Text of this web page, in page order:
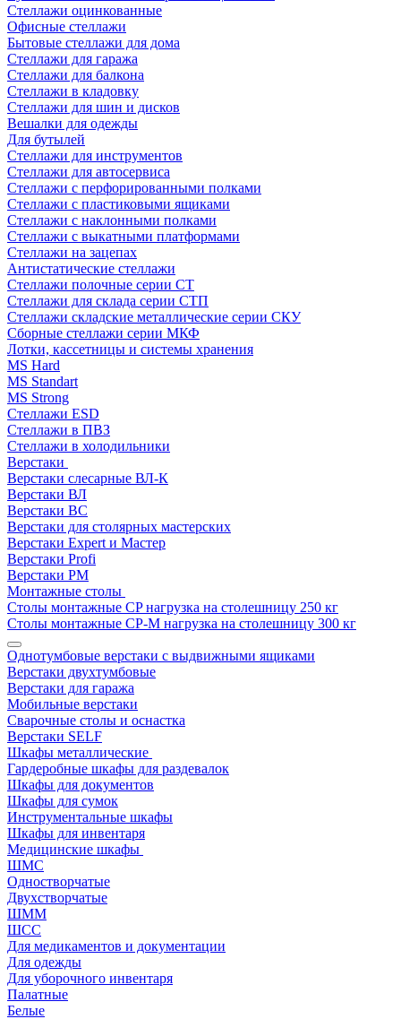
Стеллажи оцинкованные
Офисные стеллажи
Бытовые стеллажи для дома
Стеллажи для гаража
Стеллажи для балкона
Стеллажи в кладовку
Стеллажи для шин и дисков
Вешалки для одежды
Для бутылей
Стеллажи для инструментов
Стеллажи для автосервиса
Стеллажи с перфорированными полками
Стеллажи с пластиковыми ящиками
Стеллажи с наклонными полками
Стеллажи с выкатными платформами
Стеллажи на зацепах
Антистатические стеллажи
Стеллажи полочные серии СТ
Стеллажи для склада серии СТП
Стеллажи складские металлические серии СКУ
Сборные стеллажи серии МКФ
Лотки, кассетницы и системы хранения
MS Hard
MS Standart
MS Strong
Стеллажи ESD
Стеллажи в ПВЗ
Стеллажи в холодильники
Верстаки
Верстаки слесарные ВЛ-К
Верстаки ВЛ
Верстаки ВС
Верстаки для столярных мастерских
Верстаки Expert и Мастер
Верстаки Profi
Верстаки РМ
Монтажные столы
Столы монтажные СP нагрузка на столешницу 250 кг
Столы монтажные СР-М нагрузка на столешницу 300 кг
Однотумбовые верстаки с выдвижными ящиками
Верстаки двухтумбовые
Верстаки для гаража
Мобильные верстаки
Сварочные столы и оснастка
Верстаки SELF
Шкафы металлические
Гардеробные шкафы для раздевалок
Шкафы для документов
Шкафы для сумок
Инструментальные шкафы
Шкафы для инвентаря
Медицинские шкафы
ШМС
Одностворчатые
Двухстворчатые
ШММ
ШСС
Для медикаментов и документации
Для одежды
Для уборочного инвентаря
Палатные
Белые